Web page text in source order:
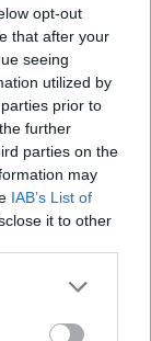
opt-out
that after your
seeing
utilized by
prior to
further
parties on the
may
IAB’s List of
it to other
more Google
may click to
Η
και της ζωής
από την